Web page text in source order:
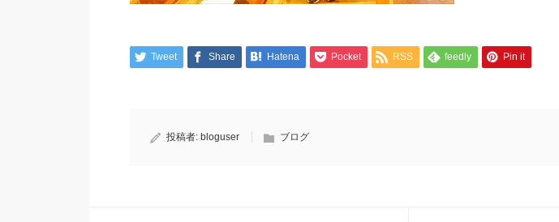
Tweet Share Hatena Pocket RSS feedly Pin it
投稿者: bloguser ブログ